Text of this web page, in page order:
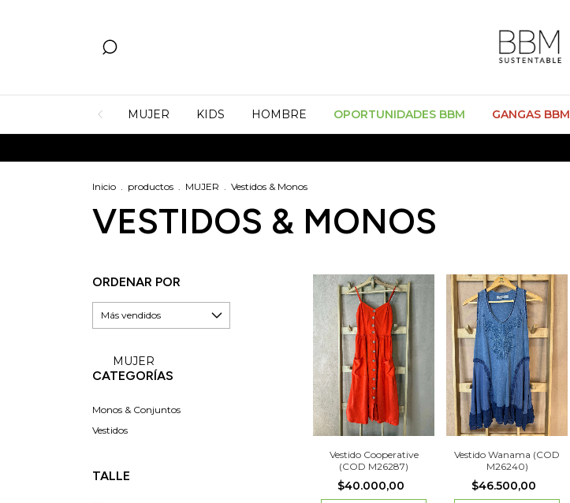
MUJER KIDS HOMBRE OPORTUNIDADES BBM GANGAS BBM
Inicio . productos . MUJER . Vestidos & Monos
VESTIDOS & MONOS
ORDENAR POR
MUJER
CATEGORÍAS
Monos & Conjuntos
Vestidos
TALLE
Vestido Cooperative
(COD M26287)
$40.000,00
Vestido Wanama (COD
M26240)
$46.500,00